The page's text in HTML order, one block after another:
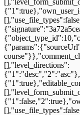
[],"level_directions":